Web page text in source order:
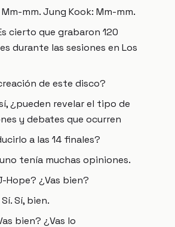
mm. Jung Kook: Mm-mm.
cierto que grabaron 120
durante las sesiones en Los
de este disco?
¿pueden revelar el tipo de
y debates que ocurren
a las 14 finales?
tenía muchas opiniones.
Hope? ¿Vas bien?
Sí, bien.
bien? ¿Vas lo